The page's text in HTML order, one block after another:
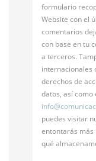
formulario
Website con el
comentarios
con base en tu
a terceros.
internacionales
derechos de
datos, así como
info@
puedes visitar
entontarás más
qué